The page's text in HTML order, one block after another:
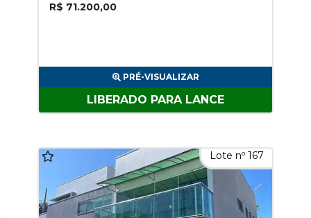
R$ 71.200,00
PRÉ-VISUALIZAR
LIBERADO PARA LANCE
Lote nº 167